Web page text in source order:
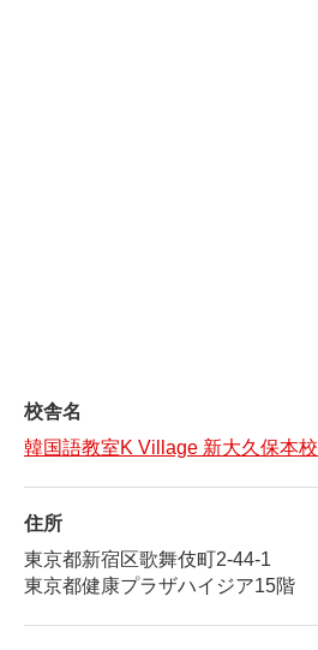
校舎名
韓国語教室K Village 新大久保本校
住所
東京都新宿区歌舞伎町2-44-1
東京都健康プラザハイジア15階